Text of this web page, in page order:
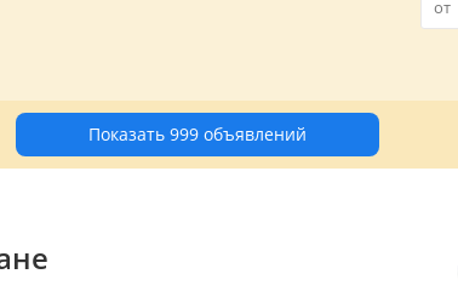
Показать 999 объявлений